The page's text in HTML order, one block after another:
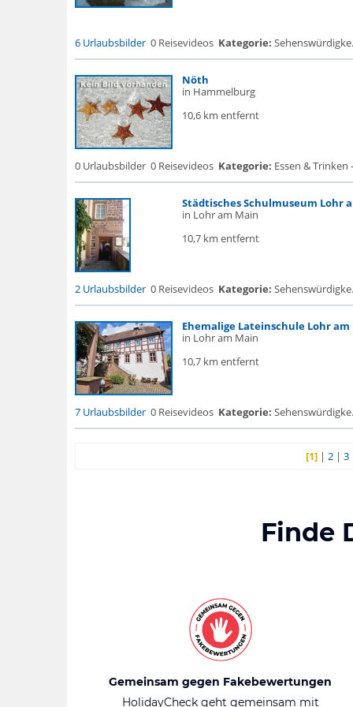
6 Urlaubsbilder 0 Reisevideos Kategorie:
Nöth
in Hammelburg
10,6 km entfernt
0 Urlaubsbilder 0 Reisevideos Kategorie: Essen & Trinken
Städtisches Schulmuseum Lohr
in Lohr am Main
10,7 km entfernt
2 Urlaubsbilder 0 Reisevideos Kategorie:
Ehemalige Lateinschule Lohr am
in Lohr am Main
10,7 km entfernt
7 Urlaubsbilder 0 Reisevideos Kategorie:
[1]| 2| 3
Finde
Gemeinsam gegen Fakebewertungen
HolidayCheck geht gemeinsam mit